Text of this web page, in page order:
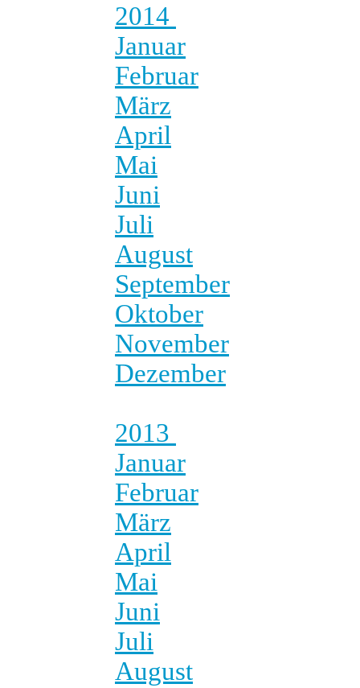
2014
Januar
Februar
März
April
Mai
Juni
Juli
August
September
Oktober
November
Dezember
2013
Januar
Februar
März
April
Mai
Juni
Juli
August